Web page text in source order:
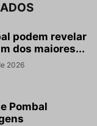
podem revelar
dos maiores...
2026
Pombal